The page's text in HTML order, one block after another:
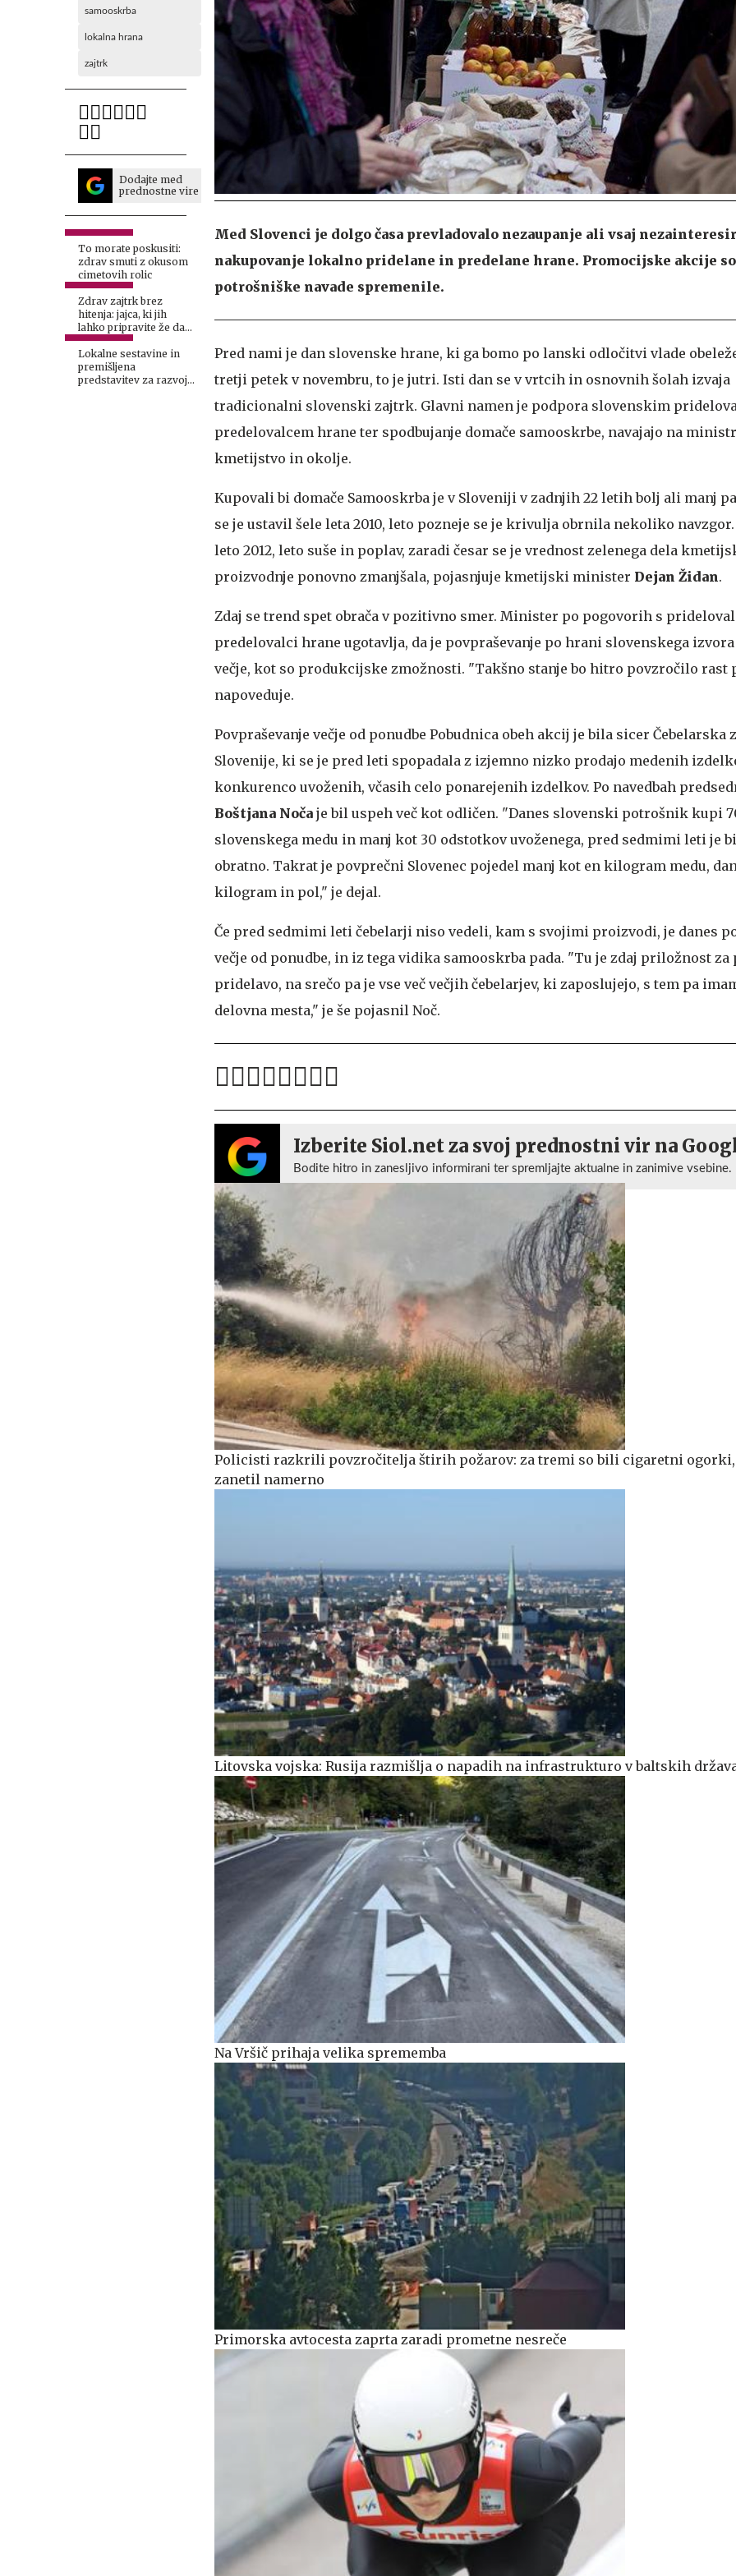
samooskrba
lokalna hrana
zajtrk
Dodajte med
prednostne vire
To morate poskusiti:
zdrav smuti z okusom
cimetovih rolic
Zdrav zajtrk brez
hitenja: jajca, ki jih
lahko pripravite že dan
prej
Lokalne sestavine in
premišljena
predstavitev za razvoj
Med Slovenci je dolgo časa prevladovalo nezaupanje ali vsaj
nakupovanje lokalno pridelane in predelane hrane. Promocijske akcije so
potrošniške navade spremenile.
Pred nami je dan slovenske hrane, ki ga bomo po lanski odločitvi vlade
tretji petek v novembru, to je jutri. Isti dan se v vrtcih in osnovnih šolah izvaja
tradicionalni slovenski zajtrk. Glavni namen je podpora slovenskim
predelovalcem hrane ter spodbujanje domače samooskrbe, navajajo na
kmetijstvo in okolje.
Kupovali bi domače Samooskrba je v Sloveniji v zadnjih 22 letih bolj ali manj
se je ustavil šele leta 2010, leto pozneje se je krivulja obrnila nekoliko
leto 2012, leto suše in poplav, zaradi česar se je vrednost zelenega dela
proizvodnje ponovno zmanjšala, pojasnjuje kmetijski minister Dejan Židan.
Zdaj se trend spet obrača v pozitivno smer. Minister po pogovorih s
predelovalci hrane ugotavlja, da je povpraševanje po hrani slovenskega
večje, kot so produkcijske zmožnosti. "Takšno stanje bo hitro povzročilo rast
napoveduje.
Povpraševanje večje od ponudbe Pobudnica obeh akcij je bila sicer Čebelarska
Slovenije, ki se je pred leti spopadala z izjemno nizko prodajo medenih
konkurenco uvoženih, včasih celo ponarejenih izdelkov. Po navedbah
Boštjana Noča je bil uspeh več kot odličen. "Danes slovenski potrošnik kupi
slovenskega medu in manj kot 30 odstotkov uvoženega, pred sedmimi leti je
obratno. Takrat je povprečni Slovenec pojedel manj kot en kilogram medu,
kilogram in pol," je dejal.
Če pred sedmimi leti čebelarji niso vedeli, kam s svojimi proizvodi, je danes
večje od ponudbe, in iz tega vidika samooskrba pada. "Tu je zdaj priložnost za
pridelavo, na srečo pa je vse več večjih čebelarjev, ki zaposlujejo, s tem pa
delovna mesta," je še pojasnil Noč.
Izberite Siol.net za svoj prednostni vir na
Bodite hitro in zanesljivo informirani ter spremljajte aktualne in zanimive vsebine.
Policisti razkrili povzročitelja štirih požarov: za tremi so bili cigaretni ogorki,
zanetil namerno
Litovska vojska: Rusija razmišlja o napadih na infrastrukturo v baltskih
Na Vršič prihaja velika sprememba
Primorska avtocesta zaprta zaradi prometne nesreče